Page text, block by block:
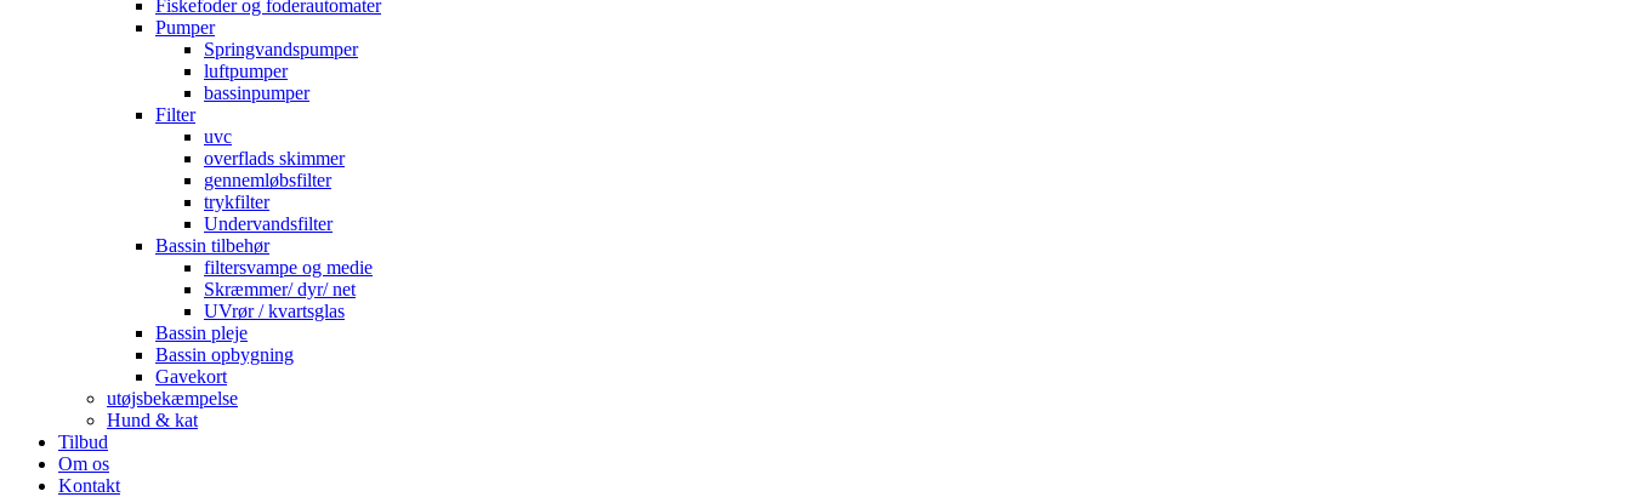
Fiskefoder og foderautomater
Pumper
Springvandspumper
luftpumper
bassinpumper
Filter
uvc
overflads skimmer
gennemløbsfilter
trykfilter
Undervandsfilter
Bassin tilbehør
filtersvampe og medie
Skræmmer/ dyr/ net
UVrør / kvartsglas
Bassin pleje
Bassin opbygning
Gavekort
utøjsbekæmpelse
Hund & kat
Tilbud
Om os
Kontakt